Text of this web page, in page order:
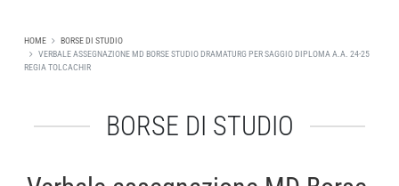
HOME
BORSE DI STUDIO
VERBALE ASSEGNAZIONE MD BORSE STUDIO DRAMATURG PER SAGGIO DIPLOMA A.A. 24-25
REGIA TOLCACHIR
BORSE DI STUDIO